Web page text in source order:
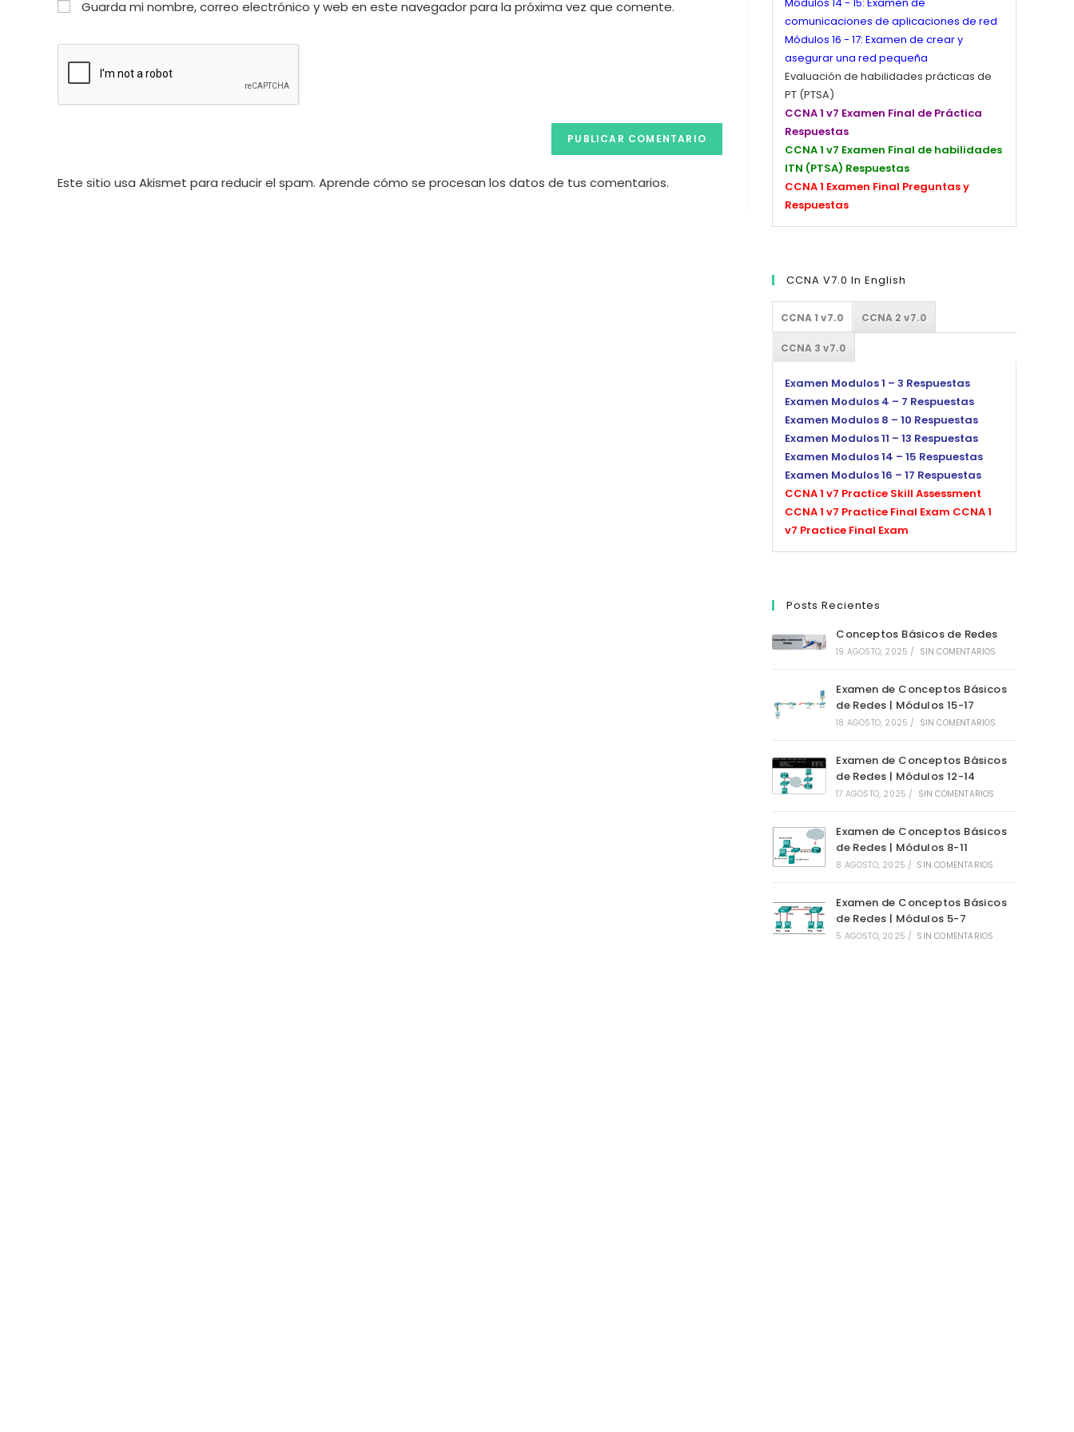
o
de
Guarda mi nombre, correo electrónico y web en este navegador para la próxima vez que comente.
Este sitio usa Akismet para reducir el spam. Aprende cómo se procesan los datos de tus comentarios.
comunicaciones de aplicaciones de red
Módulos 16 - 17: Examen de crear y
asegurar una red pequeña
Evaluación de habilidades prácticas de
PT (PTSA)
CCNA 1 v7 Examen Final de Práctica
Respuestas
CCNA 1 v7 Examen Final de habilidades
ITN (PTSA) Respuestas
CCNA 1 Examen Final Preguntas y
Respuestas
CCNA V7.0 In English
CCNA 1 v7.0 CCNA 2 v7.0
CCNA 3 v7.0
Examen Modulos 1 – 3 Respuestas
Examen Modulos 4 – 7 Respuestas
Examen Modulos 8 – 10 Respuestas
Examen Modulos 11 – 13 Respuestas
Examen Modulos 14 – 15 Respuestas
Examen Modulos 16 – 17 Respuestas
CCNA 1 v7 Practice Skill Assessment
CCNA 1 v7 Practice Final Exam CCNA 1
v7 Practice Final Exam
Posts Recientes
Conceptos Básicos de Redes
19 AGOSTO, 2025 / SIN COMENTARIOS
Examen de Conceptos Básicos
de Redes | Módulos 15-17
18 AGOSTO, 2025 / SIN COMENTARIOS
Examen de Conceptos Básicos
de Redes | Módulos 12-14
17 AGOSTO, 2025 / SIN COMENTARIOS
Examen de Conceptos Básicos
de Redes | Módulos 8-11
8 AGOSTO, 2025 / SIN COMENTARIOS
Examen de Conceptos Básicos
de Redes | Módulos 5-7
5 AGOSTO, 2025 / SIN COMENTARIOS